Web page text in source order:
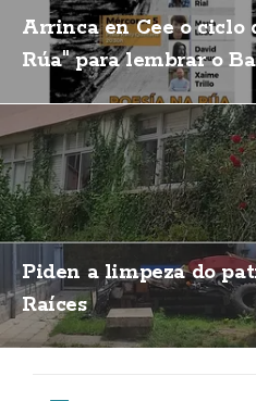
Arrinca en Cee o ciclo
Rúa" para lembrar o
Piden a limpeza do
Raíces